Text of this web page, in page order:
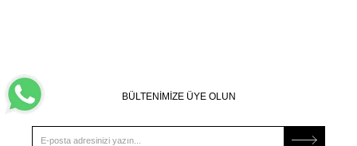
BÜLTENİMİZE ÜYE OLUN